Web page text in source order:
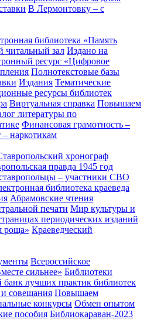
В Лермонтовку – с
библиотека «Память
читальный зал Издано на
ресурс «Цифровое
Полнотекстовые базы
Издания Тематические
ресурсы библиотек
Виртуальная справка Повышаем
литературы по
Финансовая грамотность –
– наркотикам
хронограф
правда 1945 год
– участники СВО
библиотека краеведа
Абрамовские чтения
печати Мир культуры и
периодических изданий
роща» Краеведческий
Всероссийское
сильнее» Библиотеки
банк лучших практик библиотек
совещания Повышаем
конкурсы Обмен опытом
пособия Библиокараван-2023